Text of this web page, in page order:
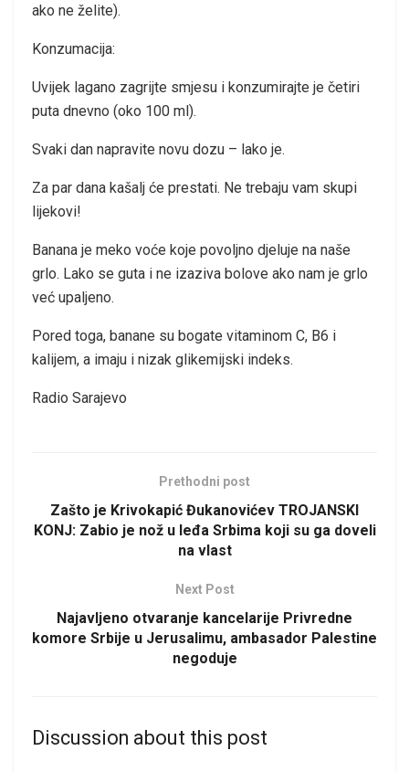
ako ne želite).
Konzumacija:
Uvijek lagano zagrijte smjesu i konzumirajte je četiri
puta dnevno (oko 100 ml).
Svaki dan napravite novu dozu – lako je.
Za par dana kašalj će prestati. Ne trebaju vam skupi
lijekovi!
Banana je meko voće koje povoljno djeluje na naše
grlo. Lako se guta i ne izaziva bolove ako nam je grlo
već upaljeno.
Pored toga, banane su bogate vitaminom C, B6 i
kalijem, a imaju i nizak glikemijski indeks.
Radio Sarajevo
Prethodni post
Zašto je Krivokapić Đukanovićev TROJANSKI
KONJ: Zabio je nož u leđa Srbima koji su ga doveli
na vlast
Next Post
Najavljeno otvaranje kancelarije Privredne
komore Srbije u Jerusalimu, ambasador Palestine
negoduje
Discussion about this post